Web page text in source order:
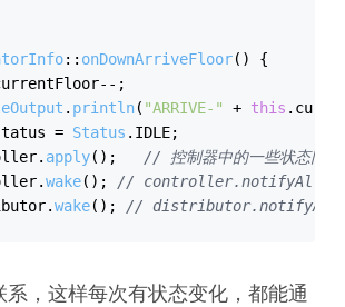
:: onDownArriveFloor( ) {
--;
. println( "ARRIVE-" + this .
= Status . IDLE;
apply(); // 控制器中的一些状态同步
wake(); // controller.notifyAll()
wake(); //
系，这样每次有状态变化，都能通